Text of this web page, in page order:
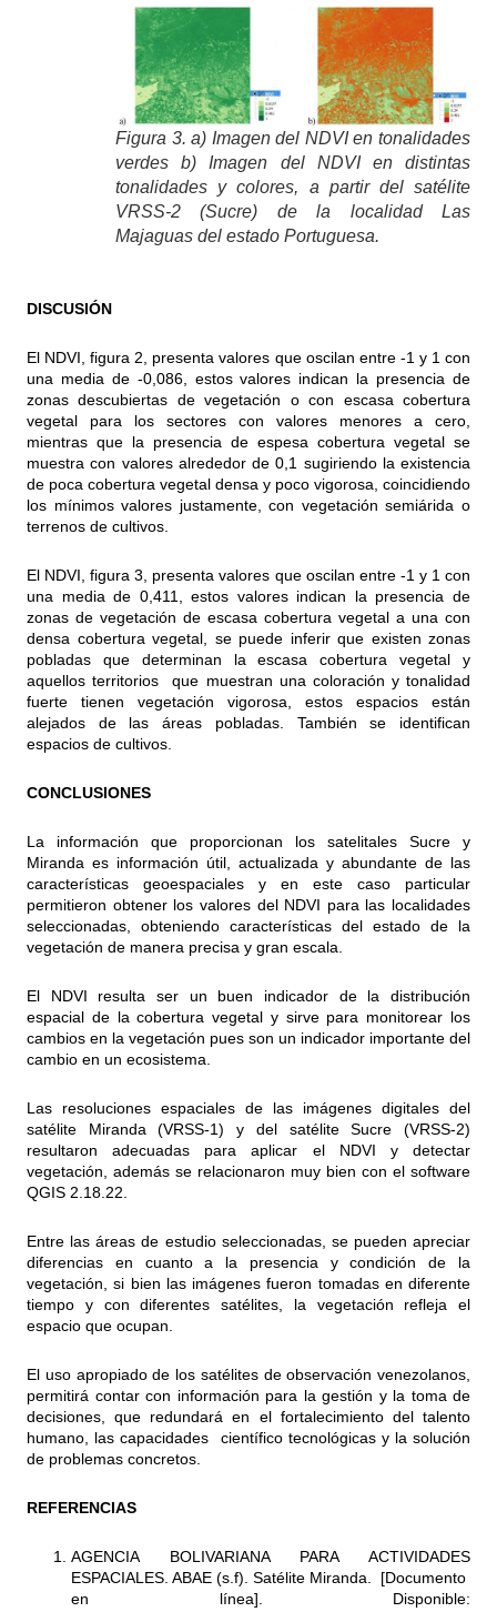
Figura 3. a) Imagen del NDVI en tonalidades
verdes b) Imagen del NDVI en distintas
tonalidades y colores, a partir del satélite
VRSS-2 (Sucre) de la localidad Las
Majaguas del estado Portuguesa.
DISCUSIÓN
El NDVI, figura 2, presenta valores que oscilan entre -1 y 1 con
una media de -0,086, estos valores indican la presencia de
zonas descubiertas de vegetación o con escasa cobertura
vegetal para los sectores con valores menores a cero,
mientras que la presencia de espesa cobertura vegetal se
muestra con valores alrededor de 0,1 sugiriendo la existencia
de poca cobertura vegetal densa y poco vigorosa, coincidiendo
los mínimos valores justamente, con vegetación semiárida o
terrenos de cultivos.
El NDVI, figura 3, presenta valores que oscilan entre -1 y 1 con
una media de 0,411, estos valores indican la presencia de
zonas de vegetación de escasa cobertura vegetal a una con
densa cobertura vegetal, se puede inferir que existen zonas
pobladas que determinan la escasa cobertura vegetal y
aquellos territorios que muestran una coloración y tonalidad
fuerte tienen vegetación vigorosa, estos espacios están
alejados de las áreas pobladas. También se identifican
espacios de cultivos.
CONCLUSIONES
La información que proporcionan los satelitales Sucre y
Miranda es información útil, actualizada y abundante de las
características geoespaciales y en este caso particular
permitieron obtener los valores del NDVI para las localidades
seleccionadas, obteniendo características del estado de la
vegetación de manera precisa y gran escala.
El NDVI resulta ser un buen indicador de la distribución
espacial de la cobertura vegetal y sirve para monitorear los
cambios en la vegetación pues son un indicador importante del
cambio en un ecosistema.
Las resoluciones espaciales de las imágenes digitales del
satélite Miranda (VRSS-1) y del satélite Sucre (VRSS-2)
resultaron adecuadas para aplicar el NDVI y detectar
vegetación, además se relacionaron muy bien con el software
QGIS 2.18.22.
Entre las áreas de estudio seleccionadas, se pueden apreciar
diferencias en cuanto a la presencia y condición de la
vegetación, si bien las imágenes fueron tomadas en diferente
tiempo y con diferentes satélites, la vegetación refleja el
espacio que ocupan.
El uso apropiado de los satélites de observación venezolanos,
permitirá contar con información para la gestión y la toma de
decisiones, que redundará en el fortalecimiento del talento
humano, las capacidades científico tecnológicas y la solución
de problemas concretos.
REFERENCIAS
AGENCIA BOLIVARIANA PARA ACTIVIDADES
ESPACIALES. ABAE (s.f). Satélite Miranda. [Documento
en línea]. Disponible: